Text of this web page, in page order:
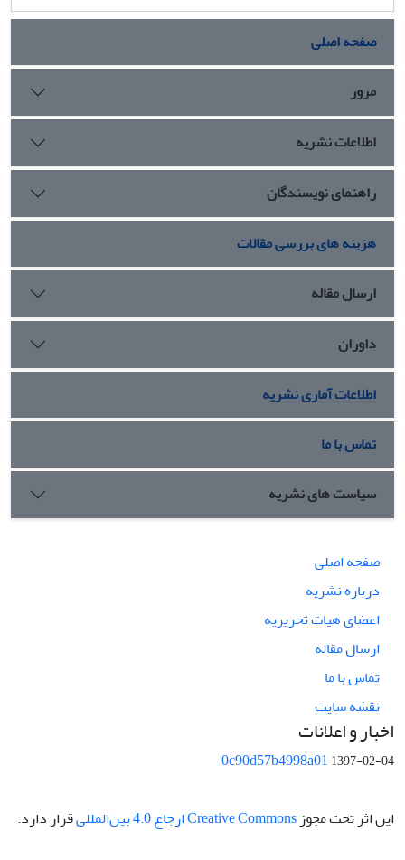
صفحه اصلی
مرور
اطلاعات نشریه
راهنمای نویسندگان
هزینه های بررسی مقالات
ارسال مقاله
داوران
اطلاعات آماری نشریه
تماس با ما
سیاست های نشریه
صفحه اصلی
درباره نشریه
اعضای هیات تحریریه
ارسال مقاله
تماس با ما
نقشه سایت
اخبار و اعلانات
0c90d57b4998a011397-02-04
این اثر تحت مجوز Creative Commons ارجاع 4.0 بین‌المللی قرار دارد.